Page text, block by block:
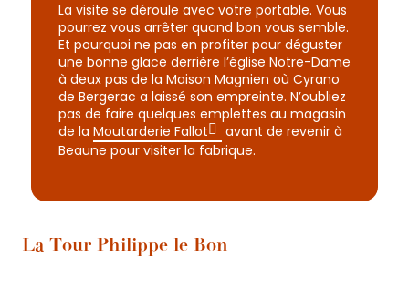
La visite se déroule avec votre portable. Vous
pourrez vous arrêter quand bon vous semble.
Et pourquoi ne pas en profiter pour déguster
une bonne glace derrière l’église Notre-Dame
à deux pas de la Maison Magnien où Cyrano
de Bergerac a laissé son empreinte. N’oubliez
pas de faire quelques emplettes au magasin
de la Moutarderie Fallot
avant de revenir à
Beaune pour visiter la fabrique.
La Tour Philippe le Bon